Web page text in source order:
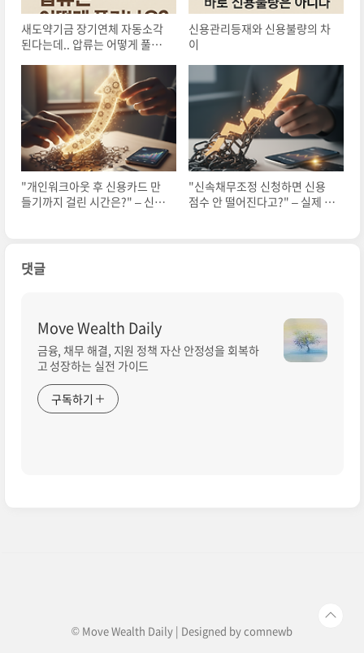
새도약기금 장기연체 자동소각
된다는데.. 압류는 어떻게 풀리
신용관리등재와 신용불량의 차
이
"개인워크아웃 후 신용카드 만
들기까지 걸린 시간은?" – 신용
"신속채무조정 신청하면 신용
점수 안 떨어진다고?" – 실제 사
댓글
Move Wealth Daily
금융, 채무 해결, 지원 정책 자산 안정성을 회복하
고 성장하는 실전 가이드
구독하기
© Move Wealth Daily | Designed bycomnewb